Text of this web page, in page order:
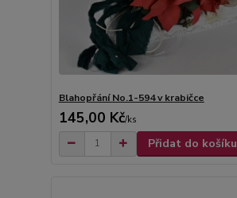
Blahopřání No.1-594 v krabičce
145,00 Kč/ks
Přidat do košíku